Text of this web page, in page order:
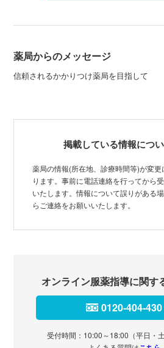
薬局からのメッセージ
信頼されるかかりつけ薬局を目指して
掲載している情報につ
薬局の情報(所在地、診療時間等)が変
ります。事前に電話連絡を行ってから
いたします。情報について誤りがある
らご連絡をお願いいたします。
オンライン服薬指導に関す
0120-404-430
受付時間：10:00～18:00（平日・